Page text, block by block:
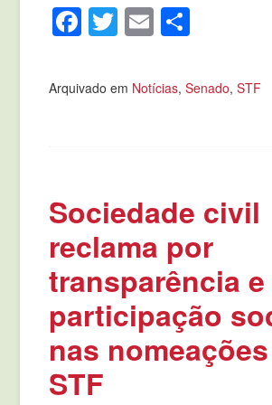
Facebook
Twitter
Email
Arquivado em Notícias,Senado,STF
Sociedade civil
reclama por
transparência e
participação
nas
STF